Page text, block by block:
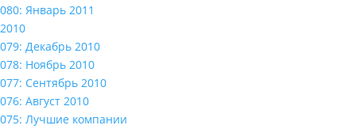
080: Январь 2011
2010
079: Декабрь 2010
078: Ноябрь 2010
077: Сентябрь 2010
076: Август 2010
075: Лучшие компании